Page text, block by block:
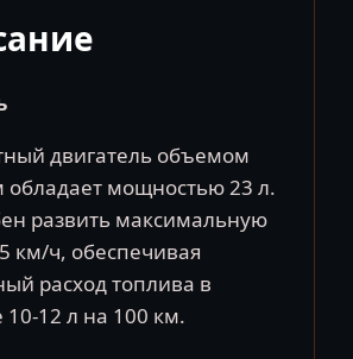
двигатель объемом
обладает мощностью 23 л.
развить максимальную
км/ч, обеспечивая
расход топлива в
12 л на 100 км.